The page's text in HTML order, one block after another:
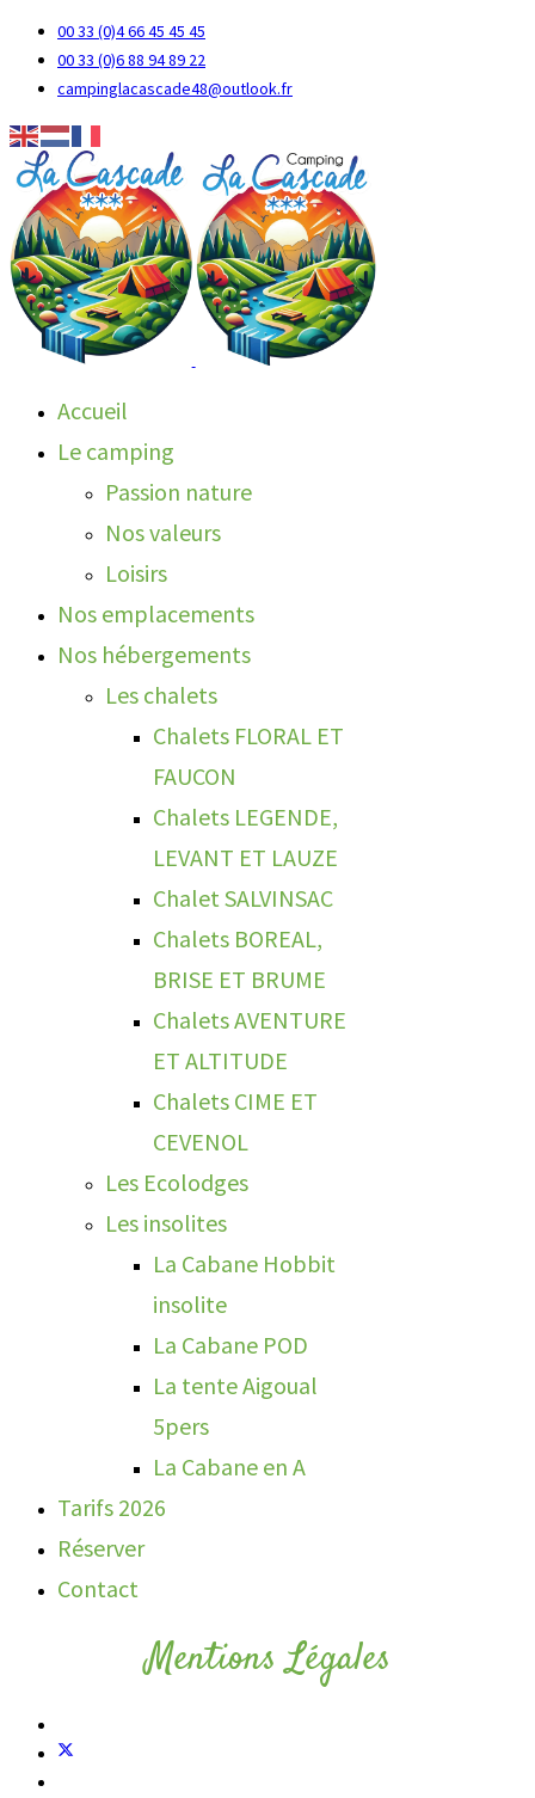
00 33 (0)4 66 45 45 45
00 33 (0)6 88 94 89 22
campinglacascade48@outlook.fr
Accueil
Le camping
Passion nature
Nos valeurs
Loisirs
Nos emplacements
Nos hébergements
Les chalets
Chalets FLORAL ET
FAUCON
Chalets LEGENDE,
LEVANT ET LAUZE
Chalet SALVINSAC
Chalets BOREAL,
BRISE ET BRUME
Chalets AVENTURE
ET ALTITUDE
Chalets CIME ET
CEVENOL
Les Ecolodges
Les insolites
La Cabane Hobbit
insolite
La Cabane POD
La tente Aigoual
5pers
La Cabane en A
Tarifs 2026
Réserver
Contact
Mentions Légales